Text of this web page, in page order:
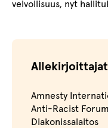
velvollisuus, nyt
Allekirjoittajat
Amnesty
Anti-Racist Forum
Diakonissalaitos